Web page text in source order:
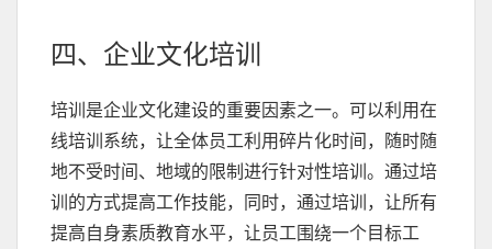
四、企业文化培训
培训是企业文化建设的重要因素之一。可以利用在
线培训系统，让全体员工利用碎片化时间，随时随
地不受时间、地域的限制进行针对性培训。通过培
训的方式提高工作技能，同时，通过培训，让所有
提高自身素质教育水平，让员工围绕一个目标工